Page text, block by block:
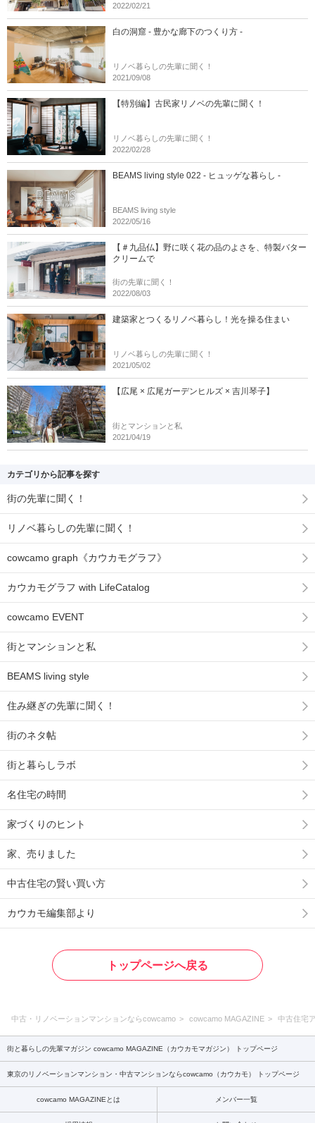
2022/02/21
白の洞窟 - 豊かな廊下のつくり方 -
リノベ暮らしの先輩に聞く！
2021/09/08
【特別編】古民家リノベの先輩に聞く！
リノベ暮らしの先輩に聞く！
2022/02/28
BEAMS living style 022 - ヒュッゲな暮らし -
BEAMS living style
2022/05/16
【＃九品仏】野に咲く花の品のよさを、特製バター
クリームで
街の先輩に聞く！
2022/08/03
建築家とつくるリノベ暮らし！光を操る住まい
リノベ暮らしの先輩に聞く！
2021/05/02
【広尾 × 広尾ガーデンヒルズ × 吉川琴子】
街とマンションと私
2021/04/19
カテゴリから記事を探す
街の先輩に聞く！
リノベ暮らしの先輩に聞く！
cowcamo graph《カウカモグラフ》
カウカモグラフ with LifeCatalog
cowcamo EVENT
街とマンションと私
BEAMS living style
住み継ぎの先輩に聞く！
街のネタ帖
街と暮らしラボ
名住宅の時間
家づくりのヒント
家、売りました
中古住宅の賢い買い方
カウカモ編集部より
トップページへ戻る
中古・リノベーションマンションならcowcamo cowcamo MAGAZINE 中古住宅
街と暮らしの先輩マガジン cowcamo MAGAZINE（カウカモマガジン） トップページ
東京のリノベーションマンション・中古マンションならcowcamo（カウカモ） トップページ
cowcamo MAGAZINEとは メンバー一覧